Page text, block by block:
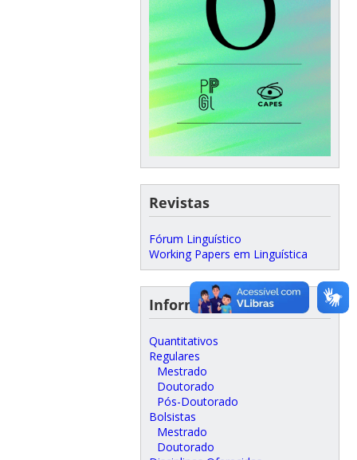
Revistas
Fórum Linguístico
Working Papers em Linguística
Informações do Curso
Quantitativos
Regulares
Mestrado
Doutorado
Pós-Doutorado
Bolsistas
Mestrado
Doutorado